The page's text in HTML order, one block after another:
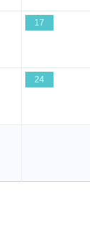
17
24